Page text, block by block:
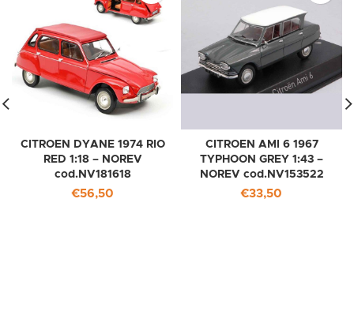
CITROEN DYANE 1974 RIO
RED 1:18 – NOREV
cod.NV181618
€56,50
CITROEN AMI 6 1967
TYPHOON GREY 1:43 –
NOREV cod.NV153522
€33,50